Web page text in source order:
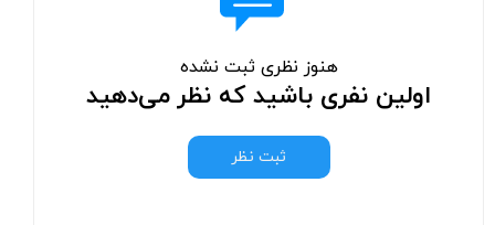
هنوز نظری ثبت نشده
اولین نفری باشید که نظر می‌دهید
ثبت نظر